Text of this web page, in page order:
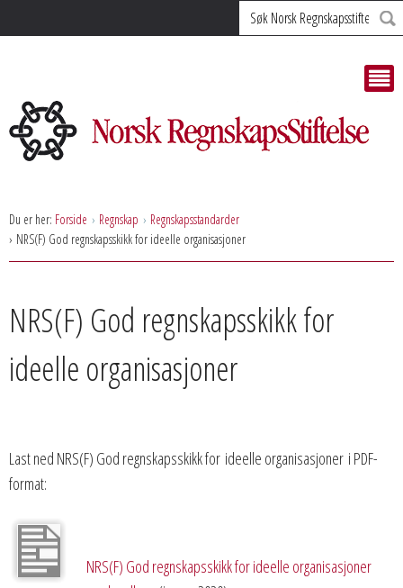
Søk
Du er her: Forside Regnskap
Regnskapsstandarder
NRS(F) God regnskapsskikk for ideelle organisasjoner
NRS(F) God regnskapsskikk for
ideelle organisasjoner
Last ned NRS(F) God regnskapsskikk for ideelle organisasjoner i PDF-
format:
NRS(F) God regnskapsskikk for ideelle organisasjoner